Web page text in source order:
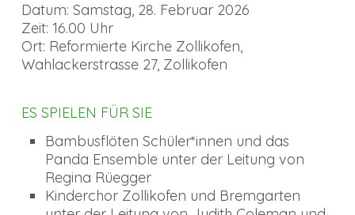
Datum: Samstag, 28. Februar 2026
Zeit: 16.00 Uhr
Ort: Reformierte Kirche Zollikofen,
Wahlackerstrasse 27, Zollikofen
ES SPIELEN FÜR SIE
Bambusflöten Schüler*innen und das
Panda Ensemble unter der Leitung von
Regina Rüegger
Kinderchor Zollikofen und Bremgarten